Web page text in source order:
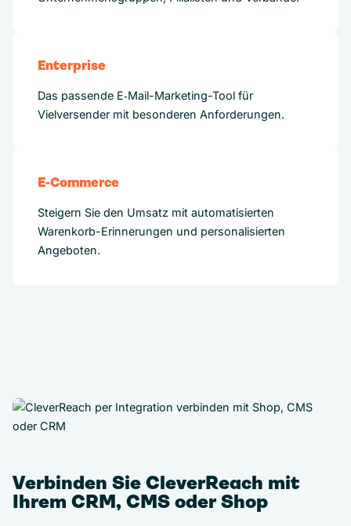
Enterprise
Das passende E‑Mail-Marketing-Tool für
Vielversender mit besonderen Anforderungen.
E-Commerce
Steigern Sie den Umsatz mit automatisierten
Warenkorb-Erinnerungen und personalisierten
Angeboten.
Verbinden Sie CleverReach mit
Ihrem CRM, CMS oder Shop